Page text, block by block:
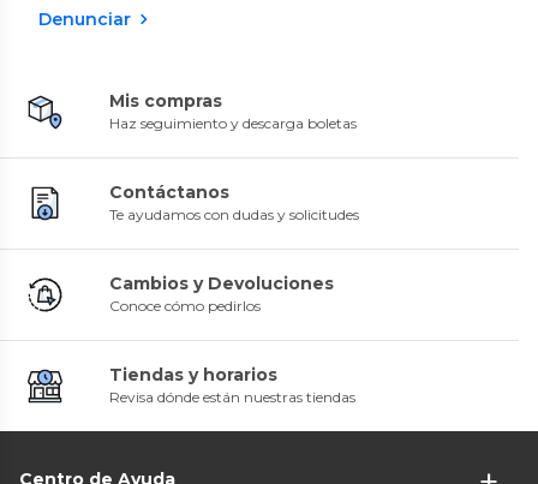
Denunciar
Mis compras
Haz seguimiento y descarga boletas
Contáctanos
Te ayudamos con dudas y solicitudes
Cambios y Devoluciones
Conoce cómo pedirlos
Tiendas y horarios
Revisa dónde están nuestras tiendas
Centro de Ayuda